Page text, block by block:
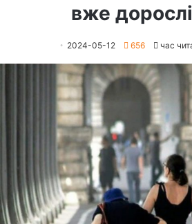
вже
2024-05-12 656 час